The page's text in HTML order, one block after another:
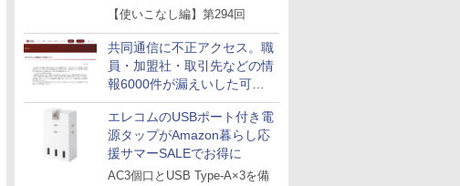
【使いこなし編】第294回
共同通信に不正アクセス。職
員・加盟社・取引先などの情
報6000件が漏えいした可能
性
エレコムのUSBポート付き電
源タップがAmazon暮らし応
援サマーSALEでお得に
AC3個口とUSB Type-A×3を備